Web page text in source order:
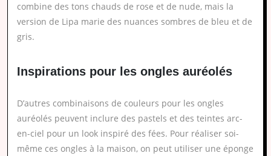
combine des tons chauds de rose et de nude, mais la
version de Lipa marie des nuances sombres de bleu et de
gris.
Inspirations pour les ongles auréolés
D’autres combinaisons de couleurs pour les ongles
auréolés peuvent inclure des pastels et des teintes arc-
en-ciel pour un look inspiré des fées. Pour réaliser soi-
même ces ongles à la maison, on peut utiliser une éponge